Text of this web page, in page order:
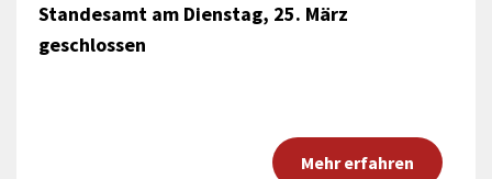
Standesamt am Dienstag, 25. März
geschlossen
Mehr erfahren